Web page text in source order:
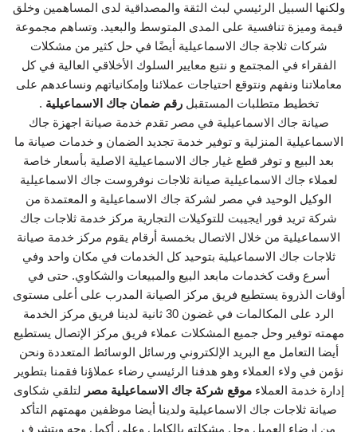
ولكنها السبيل الرئيسي لبث الثقة والمصداقية لدى المساهمين وخلق
قيمة وميزة تنافسية على المدى المتوسط والبعيد. وتساهم مجموعة
شركات ثلاجة جاك الاسماعيلية أيضًا في حل كثير من مشكلات
الفقراء في المجتمع و نتبع معايير السلوك الأخلاقي العالية في كل
معاملاتنا ونفهم ونتوقع احتياجات عملائنا وإمكانياتهم ونساعدهم على
تخطيط متطلبات المستقبلرقم ضمان جاك الاسماعيلية .
صيانة جاك الاسماعيلية في مصر تقدم خدمة صيانة اجهزة جاك
الاسماعيلية المنزلية و توفير خدمة تجديد الضمان و خدمات صيانة ما
بعد البيع و توفر قطع غيار جاك الاسماعيلية الاصلية بأسعار خاصة
لعملاء جاك الاسماعيلية صيانة ثلاجات نوفروست جاك الاسماعيلية
الوكيل الوحيد في مصر لشركة جاك الاسماعيلية و المعتمدة من
شركة تريد فور ايجيبت للتوكيلات التجارية مركز خدمة ثلاجات جاك
الاسماعيلية من خلال الاتصال بخمسة أرقام يقوم مركز خدمة صيانة
ثلاجات جاك الاسماعيلية بتوحيد كل الخدمات في مكان واحد وفي
أسرع وقت كخدمات مابعد البيع والمبيعات والشكاوي. حتى في
أوقات الذروة يستطيع فريق مركز الصيانة المدرب على أعلى مستوى
الرد على المكالمات في غضون 30 ثانية لدينا فريق مركز الخدمة
مهمته توفير وحل جميع المشكلات عملاء فريق مركز الإتصال يستطيع
أيضا التعامل مع البريد الإلكتروني ورسائل الوسائط المتعددة ونحن
نؤمن في ولاء العملاء وهو هدفنا الرئيسي رضاء عملاؤنا فقمنا بتطوير
إدارة خدمة العملاءموقع شركة جاك الاسماعيلية مصر لتلقي شكاوى
صيانة ثلاجات جاك الاسماعيلية ولدينا أيضا موظفين مهمتهم التأكد
من إرضاء العميل وحل مشكلته بالكامل وعلى أكمل وجه ويتشرف